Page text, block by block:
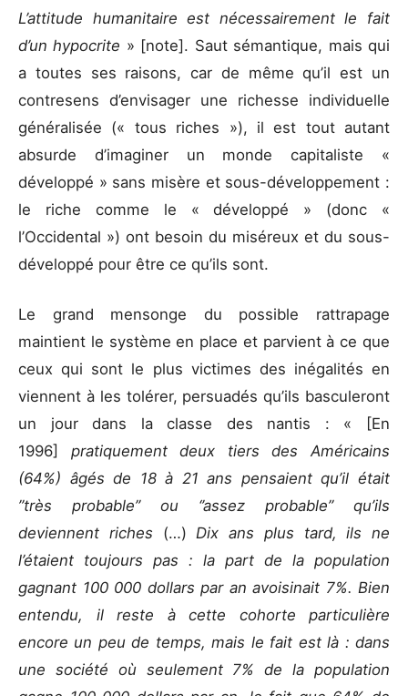
L’attitude humanitaire est nécessairement le fait
d’un hypocrite » [note]. Saut sémantique, mais qui
a toutes ses raisons, car de même qu’il est un
contresens d’envisager une richesse individuelle
généralisée (« tous riches »), il est tout autant
absurde d’imaginer un monde capitaliste «
développé » sans misère et sous-développement :
le riche comme le « développé » (donc «
l’Occidental ») ont besoin du miséreux et du sous-
développé pour être ce qu’ils sont.
Le grand mensonge du possible rattrapage
maintient le système en place et parvient à ce que
ceux qui sont le plus victimes des inégalités en
viennent à les tolérer, persuadés qu’ils basculeront
un jour dans la classe des nantis : « [En
1996]
pratiquement deux tiers des Américains
(64%) âgés de 18 à 21 ans pensaient qu’il était
’’très probable’’ ou ‘’assez probable’’ qu’ils
deviennent riches (…)Dix ans plus tard, ils ne
l’étaient toujours pas : la part de la population
gagnant 100 000 dollars par an avoisinait 7%. Bien
entendu, il reste à cette cohorte particulière
encore un peu de temps, mais le fait est là : dans
une société où seulement 7% de la population